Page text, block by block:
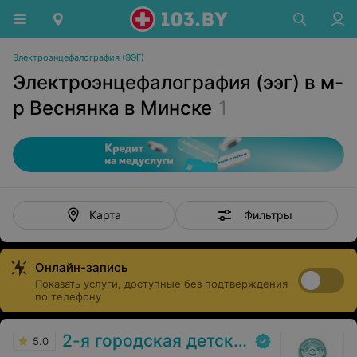
Электроэнцефалография (ЭЭГ)
Электроэнцефалография (ээг) в м-
р Веснянка в Минске 1
Карта Фильтры
Онлайн-запись
Показать услуги, доступные без подтверждения
по телефону
5.0 2-я городская детская клиническая больница